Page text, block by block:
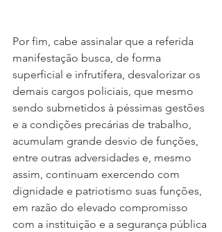
Por fim, cabe assinalar que a referida
manifestação busca, de forma
superficial e infrutífera, desvalorizar os
demais cargos policiais, que mesmo
sendo submetidos à péssimas gestões
e a condições precárias de trabalho,
acumulam grande desvio de funções,
entre outras adversidades e, mesmo
assim, continuam exercendo com
dignidade e patriotismo suas funções,
em razão do elevado compromisso
com a instituição e a segurança pública